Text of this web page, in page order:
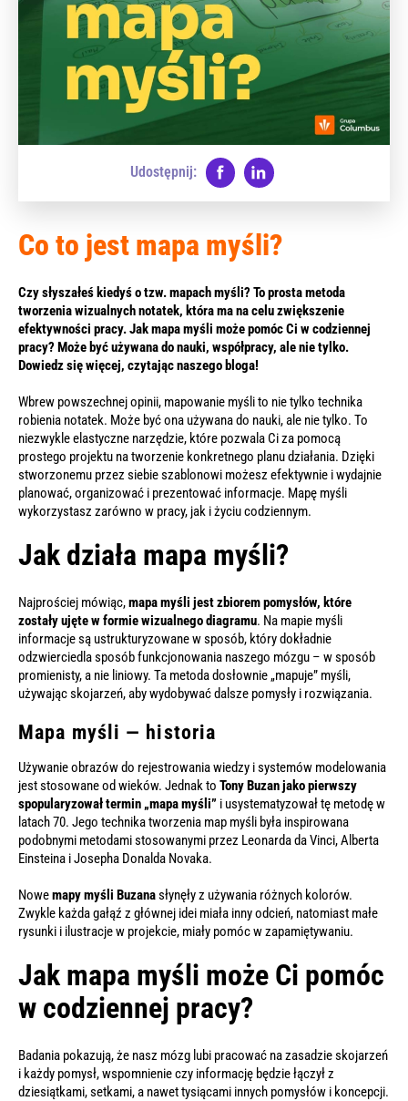
Udostępnij:
Co to jest mapa myśli?
Czy słyszałeś kiedyś o tzw. mapach myśli? To prosta metoda
tworzenia wizualnych notatek, która ma na celu zwiększenie
efektywności pracy. Jak mapa myśli może pomóc Ci w codziennej
pracy? Może być używana do nauki, współpracy, ale nie tylko.
Dowiedz się więcej, czytając naszego bloga!
Wbrew powszechnej opinii, mapowanie myśli to nie tylko technika
robienia notatek. Może być ona używana do nauki, ale nie tylko. To
niezwykle elastyczne narzędzie, które pozwala Ci za pomocą
prostego projektu na tworzenie konkretnego planu działania. Dzięki
stworzonemu przez siebie szablonowi możesz efektywnie i wydajnie
planować, organizować i prezentować informacje. Mapę myśli
wykorzystasz zarówno w pracy, jak i życiu codziennym.
Jak działa mapa myśli?
Najprościej mówiąc,mapa myśli jest zbiorem pomysłów, które
zostały ujęte w formie wizualnego diagramu. Na mapie myśli
informacje są ustrukturyzowane w sposób, który dokładnie
odzwierciedla sposób funkcjonowania naszego mózgu – w sposób
promienisty, a nie liniowy. Ta metoda dosłownie „mapuje” myśli,
używając skojarzeń, aby wydobywać dalsze pomysły i rozwiązania.
Mapa myśli — historia
Używanie obrazów do rejestrowania wiedzy i systemów modelowania
jest stosowane od wieków. Jednak to Tony Buzan jako pierwszy
spopularyzował termin „mapa myśli” i usystematyzował tę metodę w
latach 70. Jego technika tworzenia map myśli była inspirowana
podobnymi metodami stosowanymi przez Leonarda da Vinci, Alberta
Einsteina i Josepha Donalda Novaka.
Nowemapy myśli Buzanasłynęły z używania różnych kolorów.
Zwykle każda gałąź z głównej idei miała inny odcień, natomiast małe
rysunki i ilustracje w projekcie, miały pomóc w zapamiętywaniu.
Jak mapa myśli może Ci pomóc
w codziennej pracy?
Badania pokazują, że nasz mózg lubi pracować na zasadzie skojarzeń
i każdy pomysł, wspomnienie czy informację będzie łączył z
dziesiątkami, setkami, a nawet tysiącami innych pomysłów i koncepcji.